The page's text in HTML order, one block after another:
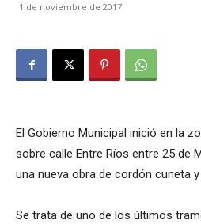
1 de noviembre de 2017
El Gobierno Municipal inició en la
sobre calle Entre Ríos entre 25 de
una nueva obra de cordón cuneta
Se trata de uno de los últimos